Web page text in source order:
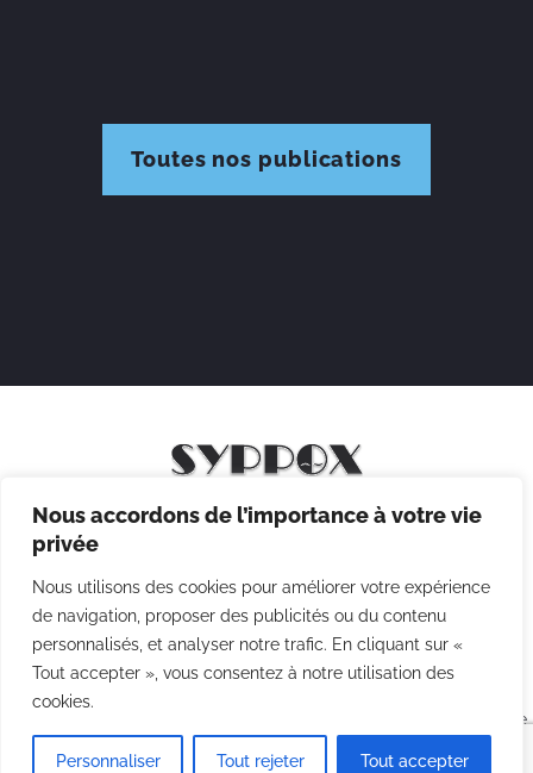
Nous accordons de l’importance à votre vie
privée
Nous utilisons des cookies pour améliorer votre expérience
de navigation, proposer des publicités ou du contenu
personnalisés, et analyser notre trafic. En cliquant sur «
Tout accepter », vous consentez à notre utilisation des
cookies.
Personnaliser Tout rejeter Tout accepter
Toutes nos publications
Mentions légales
Politique des cookies
CGV
Agence
Point Com